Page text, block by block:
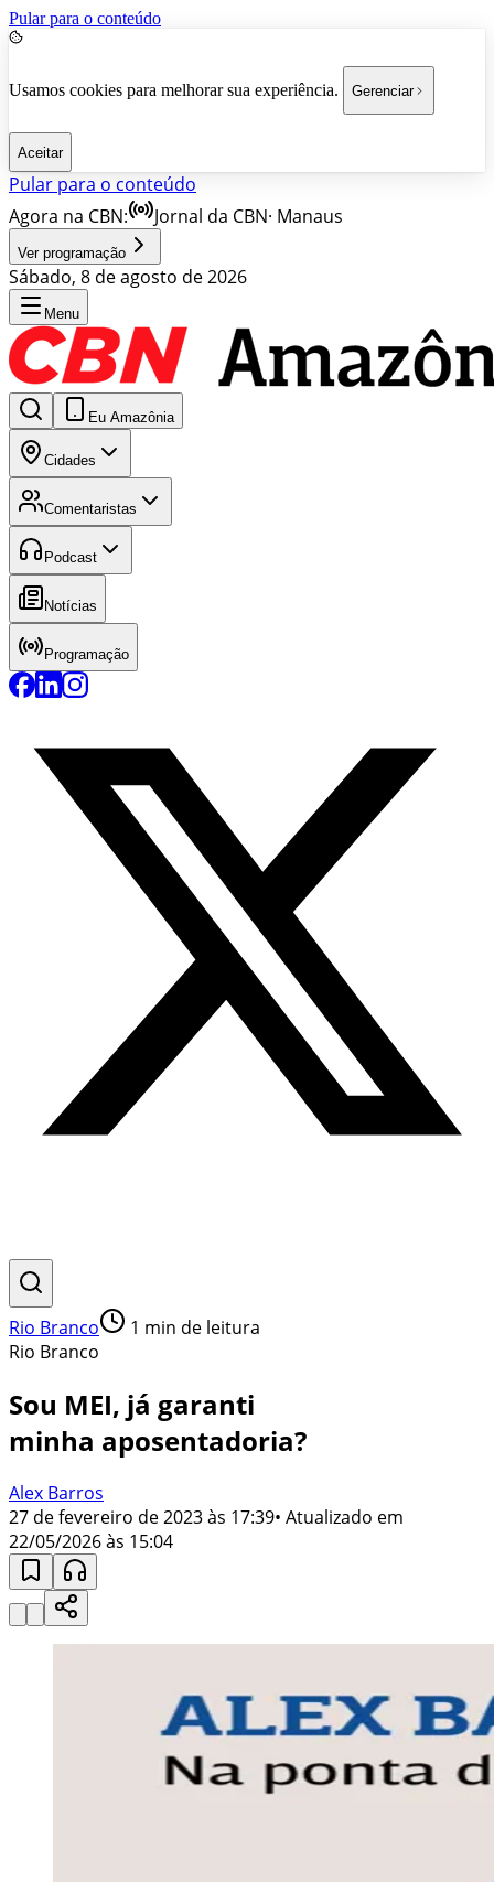
Pular para o conteúdo
Usamos cookies para melhorar sua experiência. Gerenciar
Aceitar
Pular para o conteúdo
Agora na CBN:
Jornal da CBN· Manaus
Ver programação
Sábado, 8 de agosto de 2026
Menu
Eu Amazônia
Cidades
Comentaristas
Podcast
Notícias
Programação
Rio Branco 1 min de leitura
Rio Branco
Sou MEI, já garanti
minha aposentadoria?
Alex Barros
27 de fevereiro de 2023 às 17:39• Atualizado em
22/05/2026 às 15:04